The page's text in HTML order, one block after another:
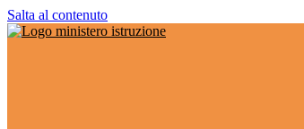
Salta al contenuto